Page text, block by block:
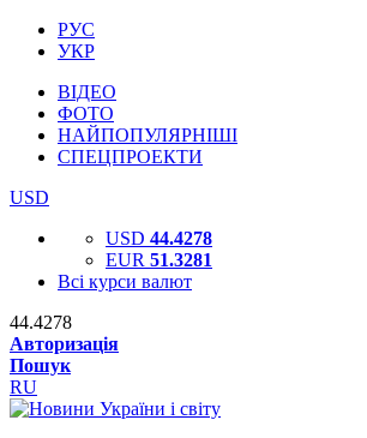
РУС
УКР
ВІДЕО
ФОТО
НАЙПОПУЛЯРНІШІ
СПЕЦПРОЕКТИ
USD
USD 44.4278
EUR 51.3281
Всі курси валют
44.4278
Авторизація
Пошук
RU